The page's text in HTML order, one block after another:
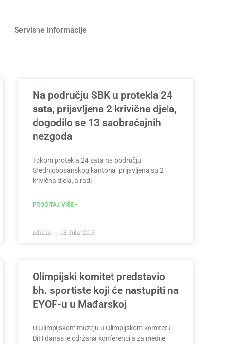
Servisne informacije
Na području SBK u protekla 24
sata, prijavljena 2 krivična djela,
dogodilo se 13 saobraćajnih
nezgoda
Tokom protekla 24 sata na području
Srednjobosanskog kantona prijavljena su 2
krivična djela, a radi
PROČITAJ VIŠE »
admin 18 Jula, 2017
Olimpijski komitet predstavio
bh. sportiste koji će nastupiti na
EYOF-u u Mađarskoj
U Olimpijskom muzeju u Olimpijskom komitetu
BiH danas je održana konferencija za medije